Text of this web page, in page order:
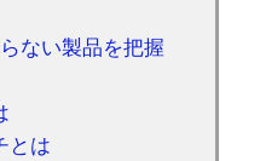
ない製品を把握
とは